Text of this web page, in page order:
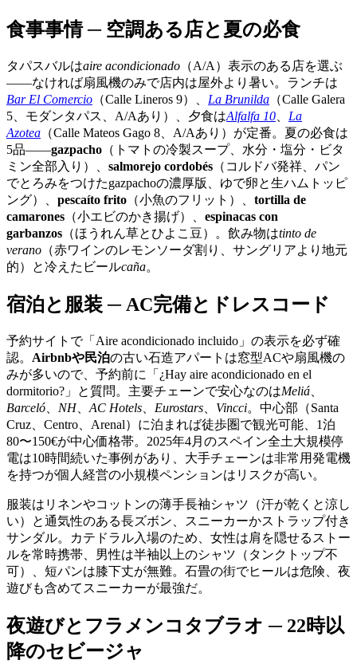
食事事情 ─ 空調ある店と夏の必食
タパスバルはaire acondicionado （A/A）表示のある店を選ぶ
——なければ扇風機のみで店内は屋外より暑い。ランチは
Bar El Comercio （Calle Lineros 9）、 La Brunilda （Calle Galera
5、モダンタパス、A/Aあり）、夕食はAlfalfa 10
La
Azotea （Calle Mateos Gago 8、A/Aあり）が定番。夏の必食は
5品——gazpacho （トマトの冷製スープ、水分・塩分・ビタ
ミン全部入り）、 salmorejo cordobés （コルドバ発祥、パン
でとろみをつけたgazpachoの濃厚版、ゆで卵と生ハムトッピ
ング）、 pescaíto frito （小魚のフリット）、 tortilla de
camarones （小エビのかき揚げ）、 espinacas con
garbanzos （ほうれん草とひよこ豆）。飲み物はtinto de
verano （赤ワインのレモンソーダ割り、サングリアより地元
的）と冷えたビールcaña。
宿泊と服装 ─ AC完備とドレスコード
予約サイトで「Aire acondicionado incluido」の表示を必ず確
認。 Airbnbや民泊の古い石造アパートは窓型ACや扇風機の
みが多いので、予約前に「¿Hay aire acondicionado en el
dormitorio?」と質問。主要チェーンで安心なのはMeliá
Barceló
NH、 AC Hotels Eurostars Vincci。中心部（Santa
Cruz、Centro、Arenal）に泊まれば徒歩圏で観光可能、1泊
80〜150€が中心価格帯。2025年4月のスペイン全土大規模停
電は10時間続いた事例があり、大手チェーンは非常用発電機
を持つが個人経営の小規模ペンションはリスクが高い。
服装はリネンやコットンの薄手長袖シャツ（汗が乾くと涼し
い）と通気性のある長ズボン、スニーカーかストラップ付き
サンダル。カテドラル入場のため、女性は肩を隠せるストー
ルを常時携帯、男性は半袖以上のシャツ（タンクトップ不
可）、短パンは膝下丈が無難。石畳の街でヒールは危険、夜
遊びも含めてスニーカーが最強だ。
夜遊びとフラメンコタブラオ ─ 22時以
降のセビージャ